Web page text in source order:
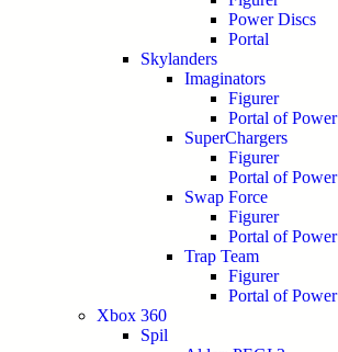
Power Discs
Portal
Skylanders
Imaginators
Figurer
Portal of Power
SuperChargers
Figurer
Portal of Power
Swap Force
Figurer
Portal of Power
Trap Team
Figurer
Portal of Power
Xbox 360
Spil